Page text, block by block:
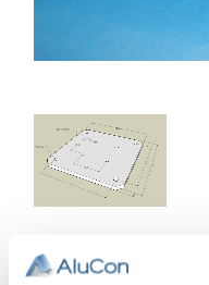
322,98KR